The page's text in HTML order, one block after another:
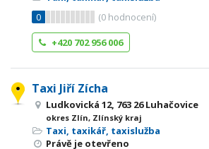
0
(0 hodnocení)
+420 702 956 006
Taxi Jiří Zícha
Ludkovická 12, 763 26 Luhačovice
okres Zlín, Zlínský kraj
Taxi, taxikář, taxislužba
Právě je otevřeno